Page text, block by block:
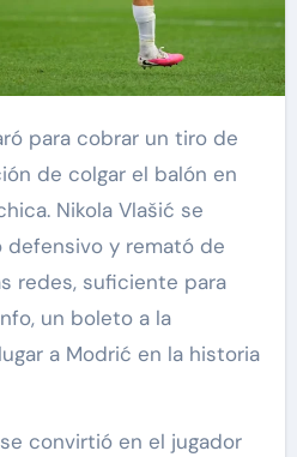
de colgar el balón en
Nikola Vlašić se
y remató de
redes, suficiente para
un boleto a la
a Modrić en la historia
convirtió en el jugador